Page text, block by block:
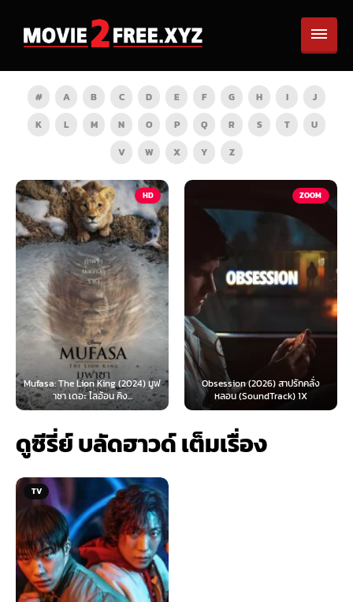
# A B C D E F G H I
J
K
L M N O P Q R S T
U
V
W X Y Z
HD
Lion King (2024) มูฟ
อะ ไลอ้อน คิง...
Obsession (2026) สาปรักคลั่ง
หลอน (SoundTrack) 1X
Survive
ดูซีรี่ย์ บลัดฮาวด์ เต็มเรื่อง
TV